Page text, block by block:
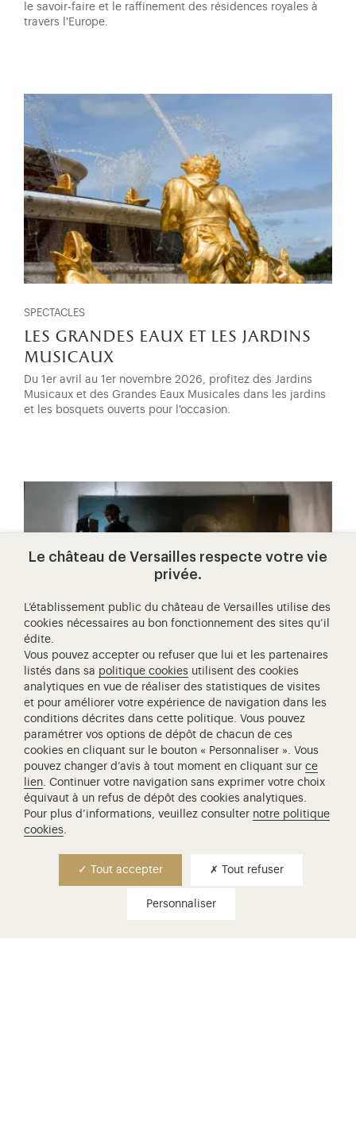
le savoir-faire et le raffinement des résidences royales à
travers l'Europe.
SPECTACLES
les grandes eaux et les jardins
musicaux
Du 1er avril au 1er novembre 2026, profitez des Jardins
Musicaux et des Grandes Eaux Musicales dans les jardins
et les bosquets ouverts pour l'occasion.
MÉCÉNAT
adoptez une œuvre de la galerie
des lumières et de la révolution
Devenez mécène de la galerie des Lumières et de la
Révolution et prenez part à la création d’un nouveau
parcours de visite au cœur du château de Versailles.
choisir son billet
Le château de Versailles respecte votre vie
privée.
L’établissement public du château de Versailles utilise des
cookies nécessaires au bon fonctionnement des sites qu’il
édite.
Vous pouvez accepter ou refuser que lui et les partenaires
listés dans sa politique cookies utilisent des cookies
analytiques en vue de réaliser des statistiques de visites
et pour améliorer votre expérience de navigation dans les
conditions décrites dans cette politique. Vous pouvez
paramétrer vos options de dépôt de chacun de ces
cookies en cliquant sur le bouton « Personnaliser ». Vous
pouvez changer d’avis à tout moment en cliquant surce
lien. Continuer votre navigation sans exprimer votre choix
équivaut à un refus de dépôt des cookies analytiques.
Pour plus d’informations, veuillez consulter notre politique
cookies.
Tout accepter Tout refuser
Personnaliser